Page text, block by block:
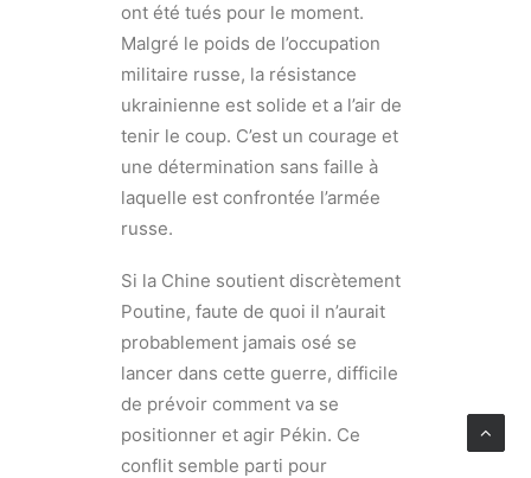
ont été tués pour le moment.
Malgré le poids de l’occupation
militaire russe, la résistance
ukrainienne est solide et a l’air de
tenir le coup. C’est un courage et
une détermination sans faille à
laquelle est confrontée l’armée
russe.
Si la Chine soutient discrètement
Poutine, faute de quoi il n’aurait
probablement jamais osé se
lancer dans cette guerre, difficile
de prévoir comment va se
positionner et agir Pékin. Ce
conflit semble parti pour